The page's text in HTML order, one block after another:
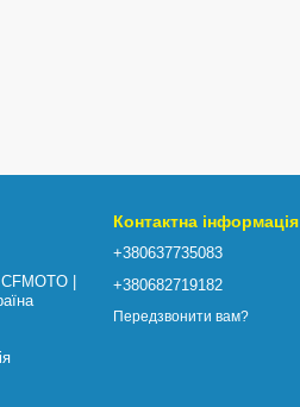
|
Контактна інформація
+380637735083
+380682719182
Передзвонити вам?